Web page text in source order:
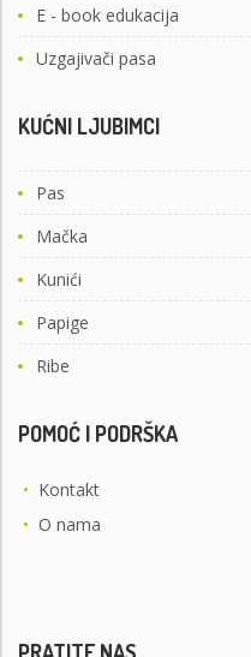
E - book edukacija
Uzgajivači pasa
KUĆNI LJUBIMCI
Pas
Mačka
Kunići
Papige
Ribe
POMOĆ I PODRŠKA
• Kontakt
• O nama